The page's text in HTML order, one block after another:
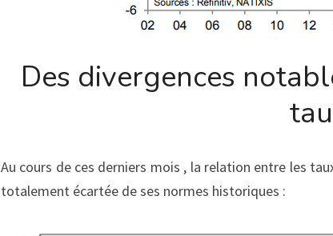
Des divergences
Au cours de ces derniers mois , la relation entre les
totalement écartée de ses normes historiques :